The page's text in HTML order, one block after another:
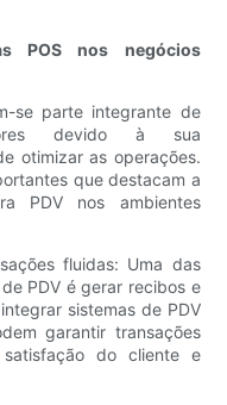
POS nos negócios
se parte integrante de
devido à sua
otimizar as operações.
que destacam a
PDV nos ambientes
fluidas: Uma das
PDV é gerar recibos e
sistemas de PDV
garantir transações
do cliente e